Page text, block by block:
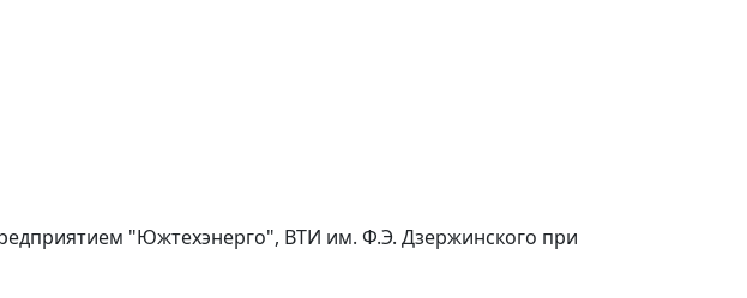
"Южтехэнерго", ВТИ им. Ф.Э. Дзержинского при